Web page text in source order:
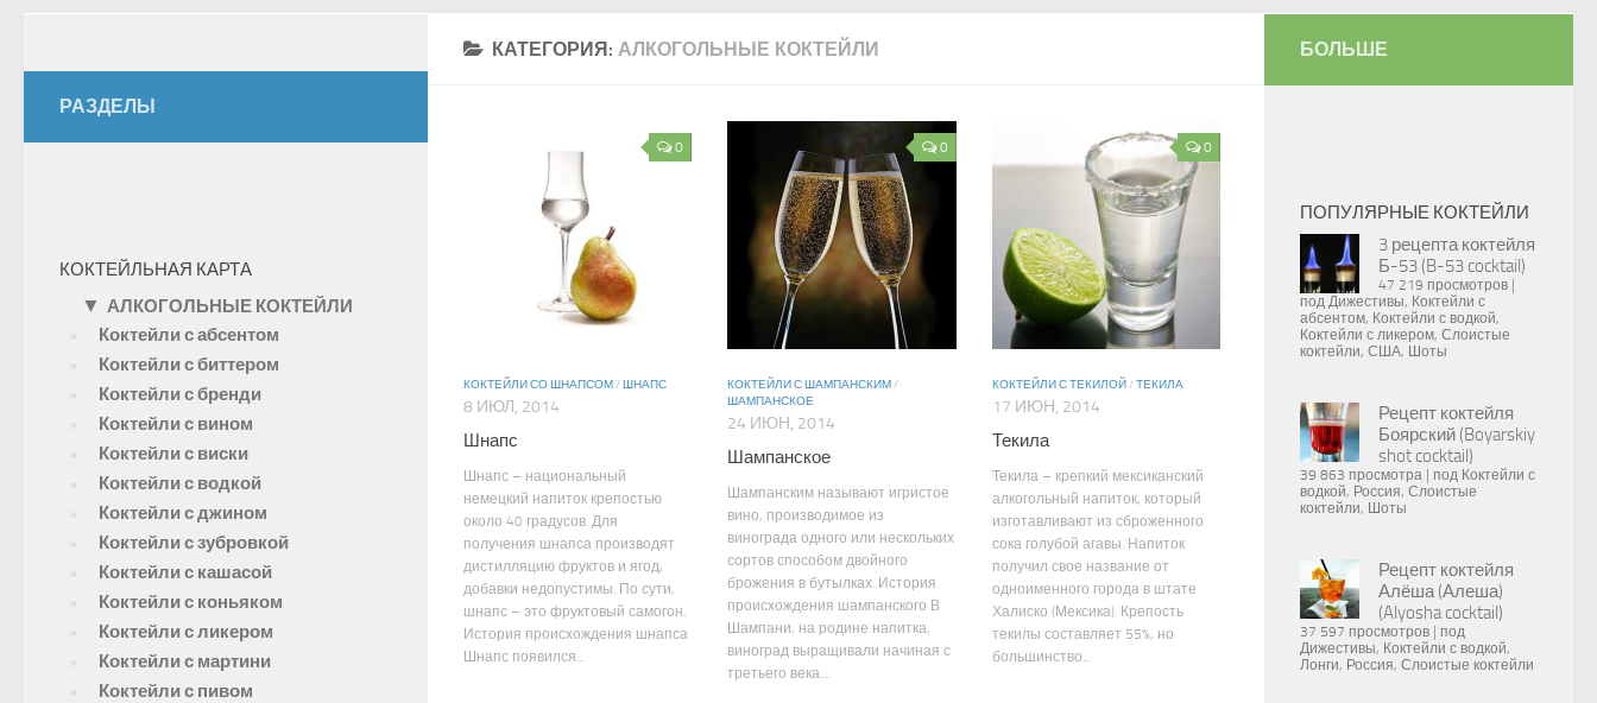
КАТЕГОРИЯ: АЛКОГОЛЬНЫЕ КОКТЕЙЛИ
0
КОКТЕЙЛИ СО ШНАПСОМ/ШНАПС
8 ИЮЛ, 2014
Шнапс
Шнапс – национальный
немецкий напиток крепостью
около 40 градусов. Для
получения шнапса производят
дистилляцию фруктов и ягод,
добавки недопустимы. По сути,
шнапс – это фруктовый самогон.
История происхождения шнапса
Шнапс появился...
0
КОКТЕЙЛИ С ШАМПАНСКИМ/
ШАМПАНСКОЕ
24 ИЮН, 2014
Шампанское
Шампанским называют игристое
вино, производимое из
винограда одного или нескольких
сортов способом двойного
брожения в бутылках. История
происхождения шампанского В
Шампани, на родине напитка,
виноград выращивали начиная с
третьего века....
0
КОКТЕЙЛИ С ТЕКИЛОЙ/ТЕКИЛА
17 ИЮН, 2014
Текила
Текила – крепкий мексиканский
алкогольный напиток, который
изготавливают из сброженного
сока голубой агавы. Напиток
получил свое название от
одноименного города в штате
Халиско (Мексика). Крепость
текилы составляет 55%, но
большинство...
РАЗДЕЛЫ
КОКТЕЙЛЬНАЯ КАРТА
▼ АЛКОГОЛЬНЫЕ КОКТЕЙЛИ
Коктейли с абсентом
Коктейли с биттером
Коктейли с бренди
Коктейли с вином
Коктейли с виски
Коктейли с водкой
Коктейли с джином
Коктейли с зубровкой
Коктейли с кашасой
Коктейли с коньяком
Коктейли с ликером
Коктейли с мартини
Коктейли с пивом
БОЛЬШЕ
ПОПУЛЯРНЫЕ КОКТЕЙЛИ
3 рецепта коктейля
Б-53 (B-53 cocktail)
47 219 просмотров
под Дижестивы, Коктейли с
абсентом, Коктейли с водкой,
Коктейли с ликером, Слоистые
коктейли, США, Шоты
Рецепт коктейля
Боярский (Boyarskiy
shot cocktail)
39 863 просмотра под Коктейли с
водкой, Россия, Слоистые
коктейли, Шоты
Рецепт коктейля
Алёша (Алеша)
(Alyosha cocktail)
37 597 просмотров
под
Дижестивы, Коктейли с водкой,
Лонги, Россия, Слоистые коктейли